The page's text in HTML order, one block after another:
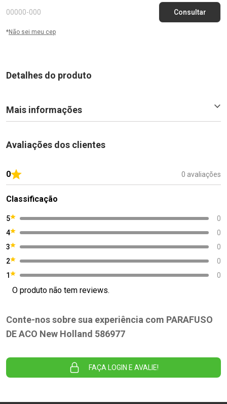
*Não sei meu cep
Detalhes do produto
Mais informações
Avaliações dos clientes
0 0 avaliações
Classificação
5
0
4
0
3
0
2
0
1
0
O produto não tem reviews.
Conte-nos sobre sua experiência com PARAFUSO
DE ACO New Holland 586977
FAÇA LOGIN E AVALIE!